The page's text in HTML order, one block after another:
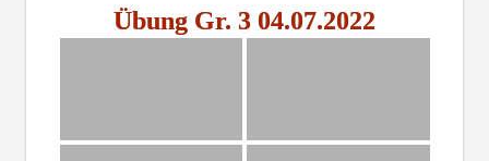
Übung Gr. 3 04.07.2022